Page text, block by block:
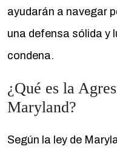
ayudarán a navegar
una defensa sólida y
condena.
¿Qué es la
Maryland?
Según la ley de